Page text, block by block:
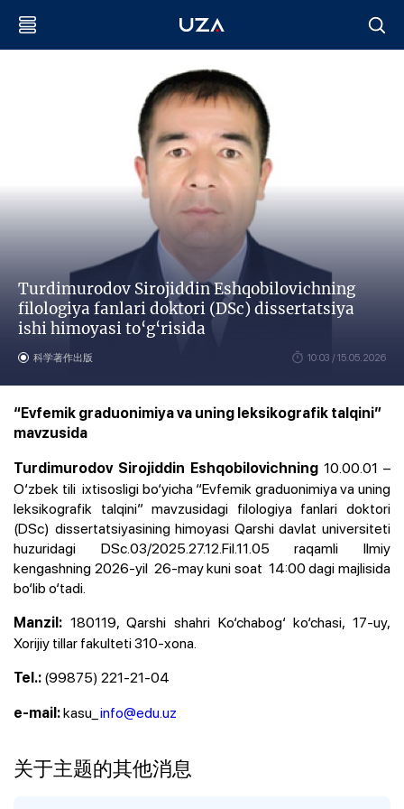
Turdimurodov Sirojiddin Eshqobilovichning
filologiya fanlari doktori (DSc) dissertatsiya
ishi himoyasi to‘g‘risida
科学著作出版 10:03 / 15.05.2026
“Evfemik graduonimiya va uning leksikografik talqini”
mavzusida
Turdimurodov Sirojiddin Eshqobilovichning 10.00.01 –
O‘zbek tili ixtisosligi bo‘yicha “Evfemik graduonimiya va uning
leksikografik talqini” mavzusidagi filologiya fanlari doktori
(DSc) dissertatsiyasining himoyasi Qarshi davlat universiteti
huzuridagi DSc.03/2025.27.12.Fil.11.05 raqamli Ilmiy
kengashning 2026-yil 26-may kuni soat 14:00 dagi majlisida
bo‘lib o‘tadi.
Manzil: 180119, Qarshi shahri Ko‘chabog‘ ko‘chasi, 17-uy,
Xorijiy tillar fakulteti 310-xona.
Tel.: (99875) 221-21-04
e-mail:kasu_ info@edu.uz
关于主题的其他消息